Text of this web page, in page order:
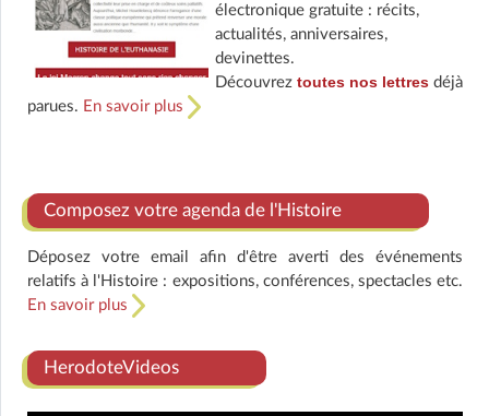
électronique gratuite : récits,
actualités, anniversaires,
devinettes.
Découvrez toutes nos lettresdéjà
parues. En savoir plus
Composez votre agenda de l'Histoire
Déposez votre email afin d'être averti des événements
relatifs à l'Histoire : expositions, conférences, spectacles etc.
En savoir plus
HerodoteVideos